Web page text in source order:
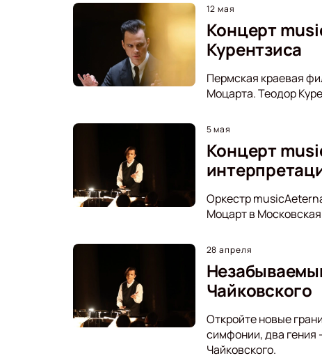
12 мая
Концерт
Курентзиса
Пермская краевая
Моцарта. Теодор
5 мая
Концерт
Оркестр
Моцарт в
28 апреля
Чайковского
Откройте новые
симфонии, два гения
Чайковского.